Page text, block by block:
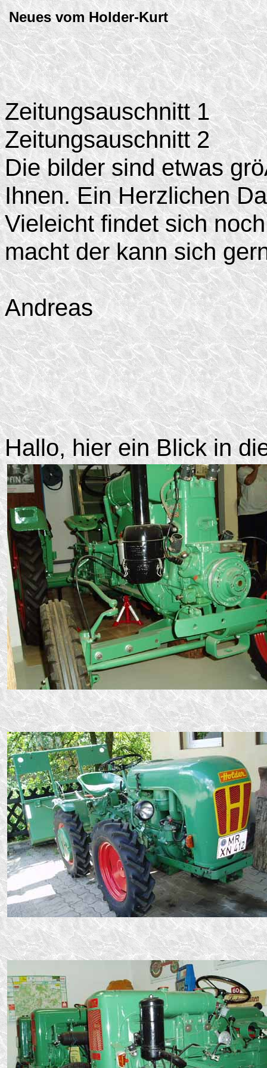
Neues vom Holder-Kurt
Zeitungsauschnitt 1
Zeitungsauschnitt 2
Die bilder sind etwas
Ihnen. Ein Herzlichen
Vieleicht findet sich
macht der kann sich
Andreas
Hallo, hier ein Blick in